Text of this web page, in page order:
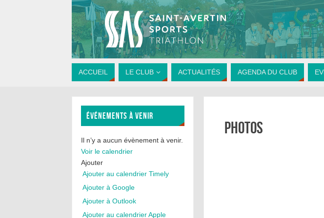
ACCUEIL LE CLUB ACTUALITÉS AGENDA DU CLUB
Photos
ÉVÉNEMENTS À VENIR
Il n’y a aucun évènement à venir.
Voir le calendrier
Ajouter
Ajouter au calendrier Timely
Ajouter à Google
Ajouter à Outlook
Ajouter au calendrier Apple